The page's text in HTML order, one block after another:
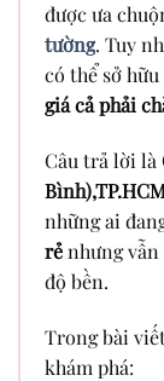
được ưa
tường. Tuy
có thể sở hữu
giá cả phải
Câu trả lời là
những ai
rẻnhưng
độ bền.
Trong bài
khám phá: